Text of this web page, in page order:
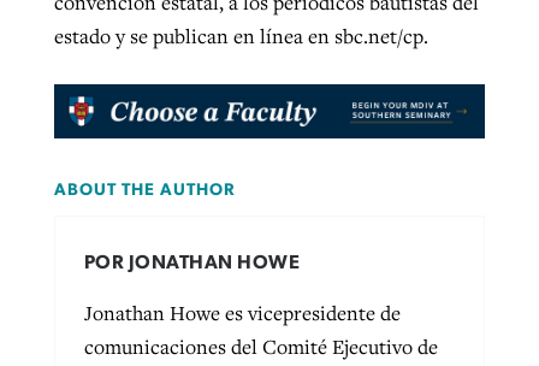
estado y se publican en línea en sbc.net/cp.
ABOUT THE AUTHOR
POR JONATHAN HOWE
Jonathan Howe es vicepresidente de
comunicaciones del Comité Ejecutivo de